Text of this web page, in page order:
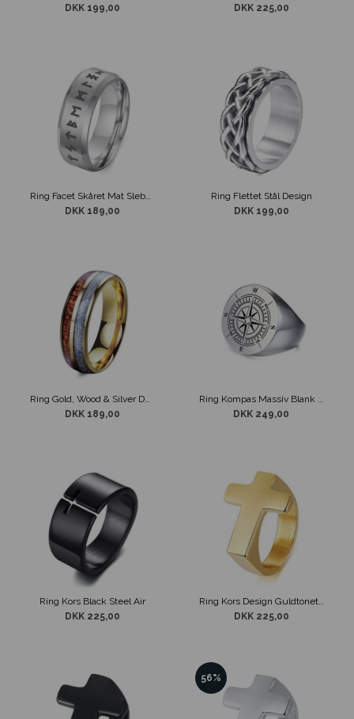
DKK 199,00
DKK 225,00
Ring Facet Skåret Mat Slebet Stål med Runer
DKK 189,00
Ring Flettet Stål Design
DKK 199,00
DKK 189,00
DKK 249,00
Ring Kors Black Steel Air
DKK 225,00
Ring Kors Design Guldtonet Stål
DKK 225,00
56%